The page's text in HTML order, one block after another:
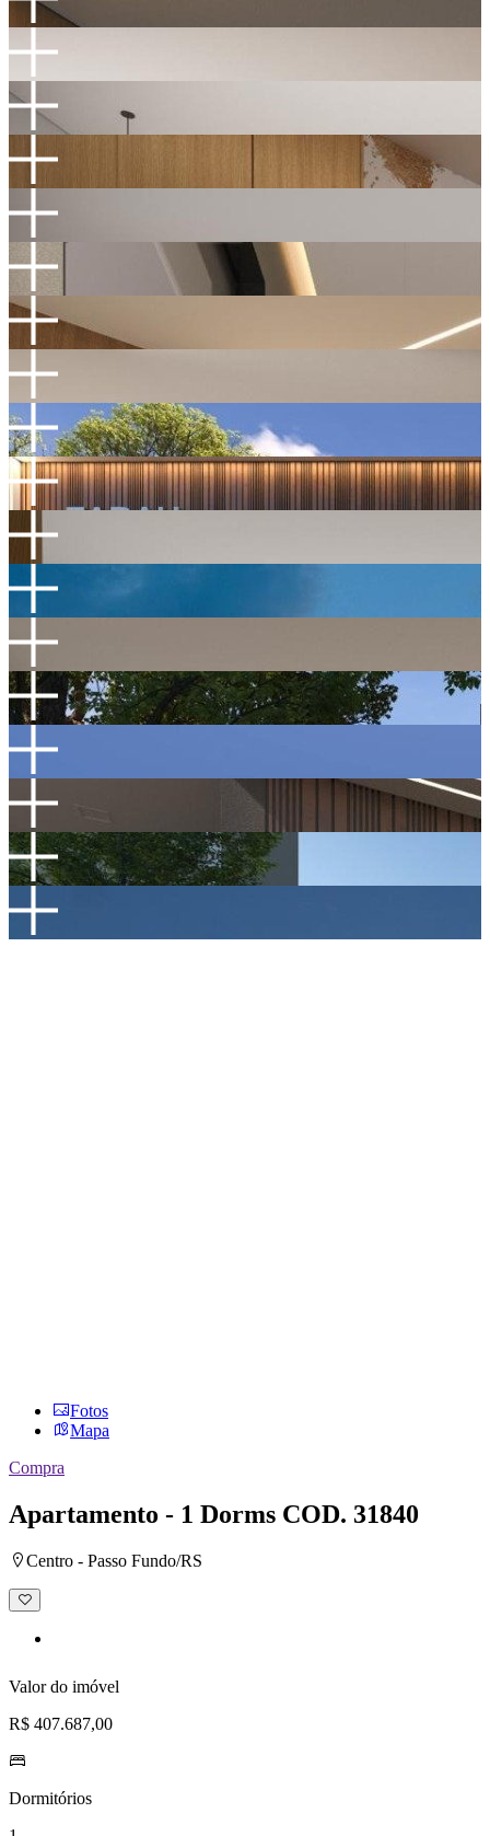
Fotos
Mapa
Compra
Apartamento - 1 Dorms COD. 31840
Centro - Passo Fundo/RS
Adicionar
à
Valor do imóvel
R$ 407.687,00
Dormitórios